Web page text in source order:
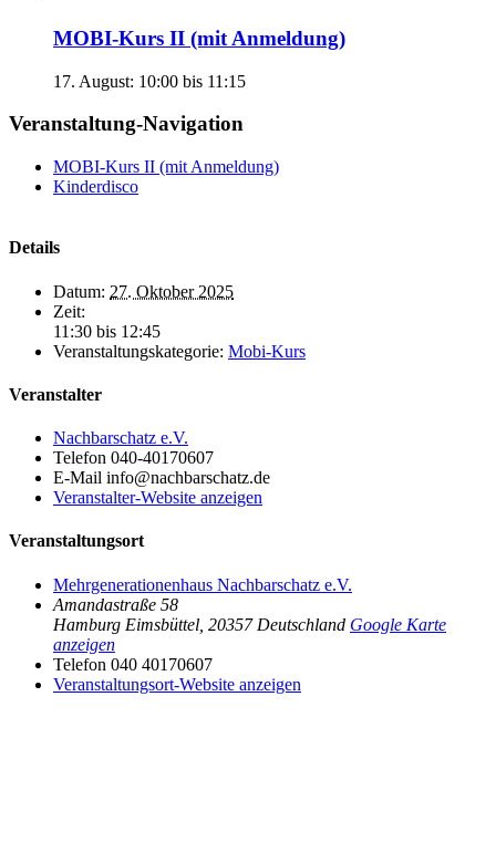
MOBI-Kurs II (mit Anmeldung)
17. August: 10:00 bis 11:15
Veranstaltung-Navigation
MOBI-Kurs II (mit Anmeldung)
Kinderdisco
Details
Datum: 27. Oktober 2025
Zeit:
11:30 bis 12:45
Veranstaltungskategorie: Mobi-Kurs
Veranstalter
Nachbarschatz e.V.
Telefon 040-40170607
E-Mail info@nachbarschatz.de
Veranstalter-Website anzeigen
Veranstaltungsort
Mehrgenerationenhaus Nachbarschatz e.V.
Amandastraße 58
Hamburg Eimsbüttel 20357 Deutschland Google Karte
anzeigen
Telefon 040 40170607
Veranstaltungsort-Website anzeigen